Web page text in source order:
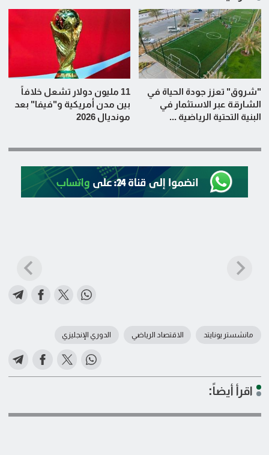
"شروق" تعزز جودة الحياة في
الشارقة عبر الاستثمار في
البنية التحتية الرياضية ...
11 مليون دولار تشعل خلافاً
بين مدن أمريكية و"فيفا" بعد
مونديال 2026
مانشستر يونايتد الاقتصاد الرياضي الدوري الإنجليزي
اقرأ أيضاً: